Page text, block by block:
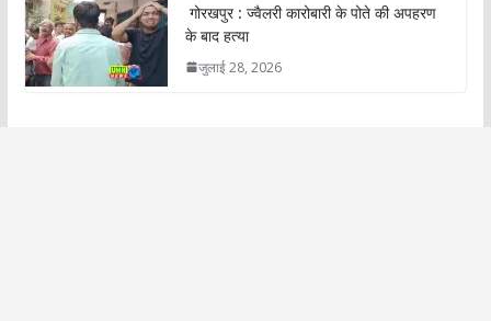
गोरखपुर : ज्वैलरी कारोबारी के पोते की अपहरण
के बाद हत्या
जुलाई 28, 2026